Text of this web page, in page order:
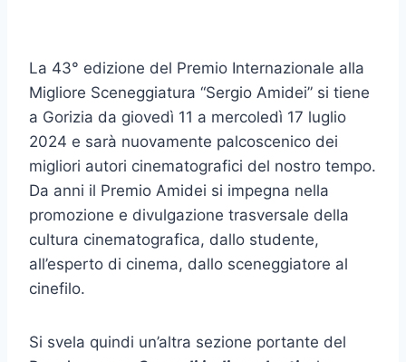
La 43° edizione del Premio Internazionale alla
Migliore Sceneggiatura “Sergio Amidei” si tiene
a Gorizia da giovedì 11 a mercoledì 17 luglio
2024 e sarà nuovamente palcoscenico dei
migliori autori cinematografici del nostro tempo.
Da anni il Premio Amidei si impegna nella
promozione e divulgazione trasversale della
cultura cinematografica, dallo studente,
all’esperto di cinema, dallo sceneggiatore al
cinefilo.
Si svela quindi un’altra sezione portante del